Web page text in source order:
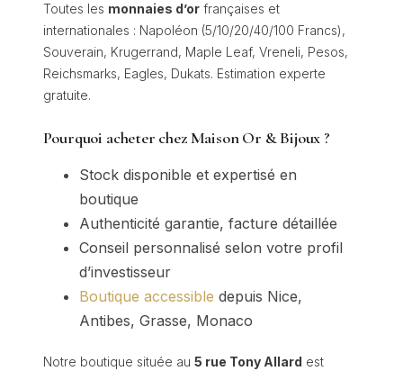
Toutes les monnaies d’orfrançaises et
internationales : Napoléon (5/10/20/40/100 Francs),
Souverain, Krugerrand, Maple Leaf, Vreneli, Pesos,
Reichsmarks, Eagles, Dukats. Estimation experte
gratuite.
Pourquoi acheter chez Maison Or & Bijoux ?
Stock disponible et expertisé en
boutique
Authenticité garantie, facture détaillée
Conseil personnalisé selon votre profil
d’investisseur
Boutique accessible depuis Nice,
Antibes, Grasse, Monaco
Notre boutique située au 5 rue Tony Allard est